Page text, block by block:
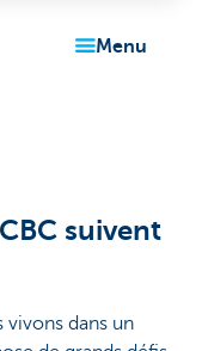
menu
suivent
vivons dans un